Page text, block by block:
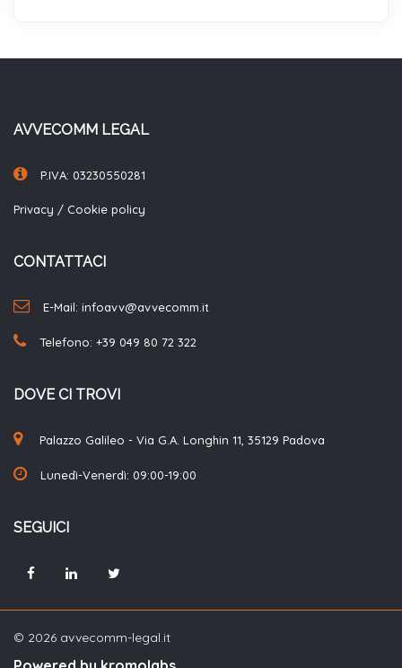
AVVECOMM LEGAL
P.IVA: 03230550281
Privacy / Cookie policy
CONTATTACI
E-Mail: infoavv@avvecomm.it
Telefono: +39 049 80 72 322
DOVE CI TROVI
Palazzo Galileo - Via G.A. Longhin 11, 35129 Padova
Lunedì-Venerdì: 09:00-19:00
SEGUICI
© 2026 avvecomm-legal.it